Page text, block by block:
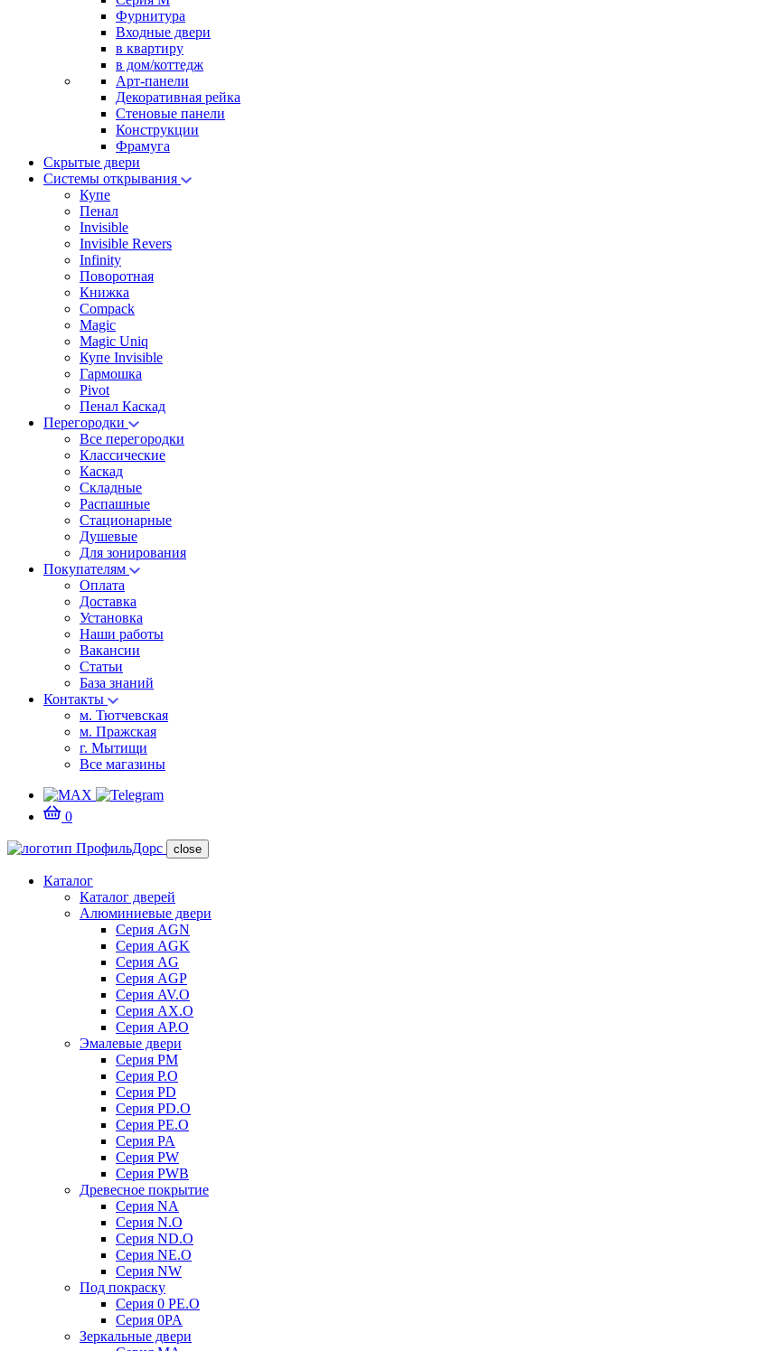
Фурнитура
Входные двери
в квартиру
в дом/коттедж
Арт-панели
Декоративная рейка
Стеновые панели
Конструкции
Фрамуга
Скрытые двери
Системы открывания
Купе
Пенал
Invisible
Invisible Revers
Infinity
Поворотная
Книжка
Compack
Magic
Magic Uniq
Купе Invisible
Гармошка
Pivot
Пенал Каскад
Перегородки
Все перегородки
Классические
Каскад
Складные
Распашные
Стационарные
Душевые
Для зонирования
Покупателям
Оплата
Доставка
Установка
Наши работы
Вакансии
Статьи
База знаний
Контакты
м. Тютчевская
м. Пражская
г. Мытищи
Все магазины
0
close
Каталог
Каталог дверей
Алюминиевые двери
Серия AGN
Серия AGK
Серия AG
Серия AGP
Серия AV.O
Серия AX.O
Серия AP.O
Эмалевые двери
Серия PM
Серия P.O
Серия PD
Серия PD.O
Серия PE.O
Серия PA
Серия PW
Серия PWB
Древесное покрытие
Серия NA
Серия N.O
Серия ND.O
Серия NE.O
Серия NW
Под покраску
Серия 0 PE.O
Серия 0PA
Зеркальные двери